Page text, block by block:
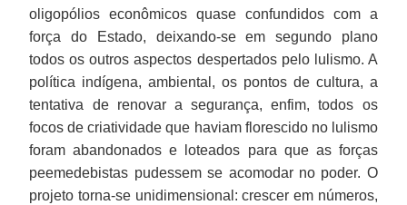
oligopólios econômicos quase confundidos com a
força do Estado, deixando-se em segundo plano
todos os outros aspectos despertados pelo lulismo. A
política indígena, ambiental, os pontos de cultura, a
tentativa de renovar a segurança, enfim, todos os
focos de criatividade que haviam florescido no lulismo
foram abandonados e loteados para que as forças
peemedebistas pudessem se acomodar no poder. O
projeto torna-se unidimensional: crescer em números,